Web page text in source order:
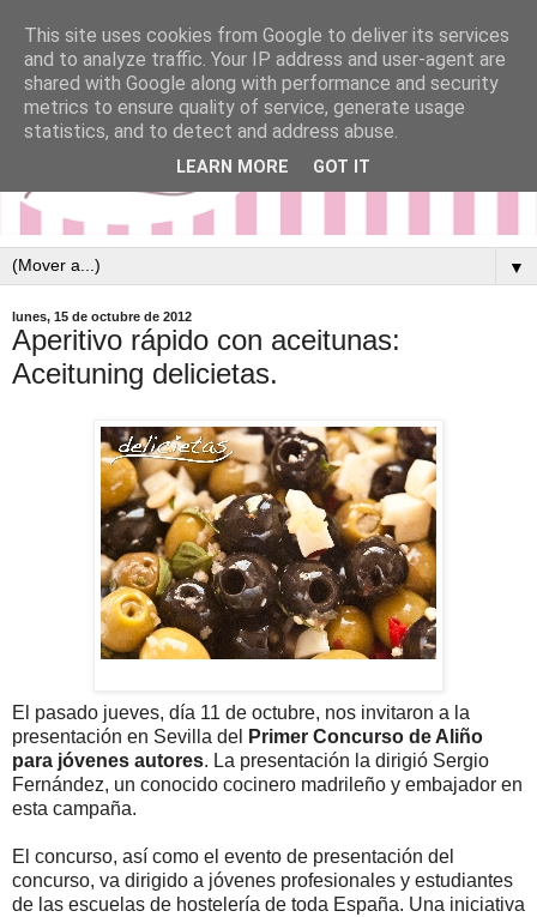
▼
lunes, 15 de octubre de 2012
Aperitivo rápido con aceitunas:
Aceituning delicietas.
El pasado jueves, día 11 de octubre, nos invitaron a la
presentación en Sevilla del
Primer Concurso de Aliño
para jóvenes autores. La presentación la dirigió Sergio
Fernández, un conocido cocinero madrileño y embajador en
esta campaña.
El concurso, así como el evento de presentación del
concurso, va dirigido a jóvenes profesionales y estudiantes
de las escuelas de hostelería de toda España. Una iniciativa
This site uses cookies from Google to deliver its services
and to analyze traffic. Your IP address and user-agent are
shared with Google along with performance and security
metrics to ensure quality of service, generate usage
statistics, and to detect and address abuse.
LEARN MORE GOT IT